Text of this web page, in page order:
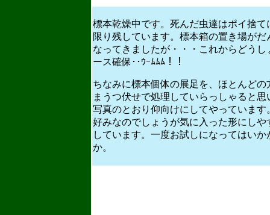
標本乾燥中です。死んだ虫達はポイ捨て
限り残しています。標本箱の置き場がだ
なってきましたが・・・これからどうし
ース確保･･ｳｰﾑﾑﾑ！！
ちなみに標本個体の展足を、ほとんどの
まうつ伏せで処理していらっしゃると思
写真のとおり仰向けにしてやっています
好みなのでしょうが気に入った形にしや
しています。一度お試しになってはいか
か。